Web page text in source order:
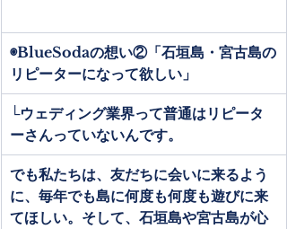
◉BlueSodaの想い②「石垣島・宮古島の
リピーターになって欲しい」
└ウェディング業界って普通はリピータ
ーさんっていないんです。
でも私たちは、友だちに会いに来るよう
に、毎年でも島に何度も何度も遊びに来
てほしい。そして、石垣島や宮古島が心